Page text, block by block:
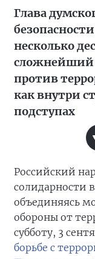
Глава
несколько
сложнейший
против
как внутри
подступах
Российский
солидарности
объединяясь
обороны от
субботу, 3
борьбе с